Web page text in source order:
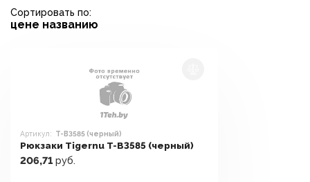
Сортировать по:
цене названию
Артикул: T-B3585 (черный)
Рюкзаки Tigernu T-B3585 (черный)
206,71 руб.